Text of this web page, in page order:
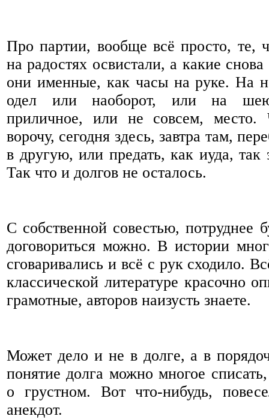
Про партии, вообще всё просто, те,
на радостях освистали, а какие
они именные, как часы на руке. На
одел или наоборот, или на
приличное, или не совсем,
ворочу, сегодня здесь, завтра там,
в другую, или предать, как иуда, так
Так что и долгов не осталось.
С собственной совестью, потруднее
договориться можно. В истории
сговаривались и всё с рук сходило.
классической литературе красочно
грамотные, авторов наизусть знаете.
Может дело и не в долге, а в
понятие долга можно многое
о грустном. Вот что-нибудь,
анекдот.